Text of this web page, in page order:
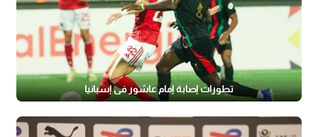
تطورات إصابة إمام عاشور في إسبانيا